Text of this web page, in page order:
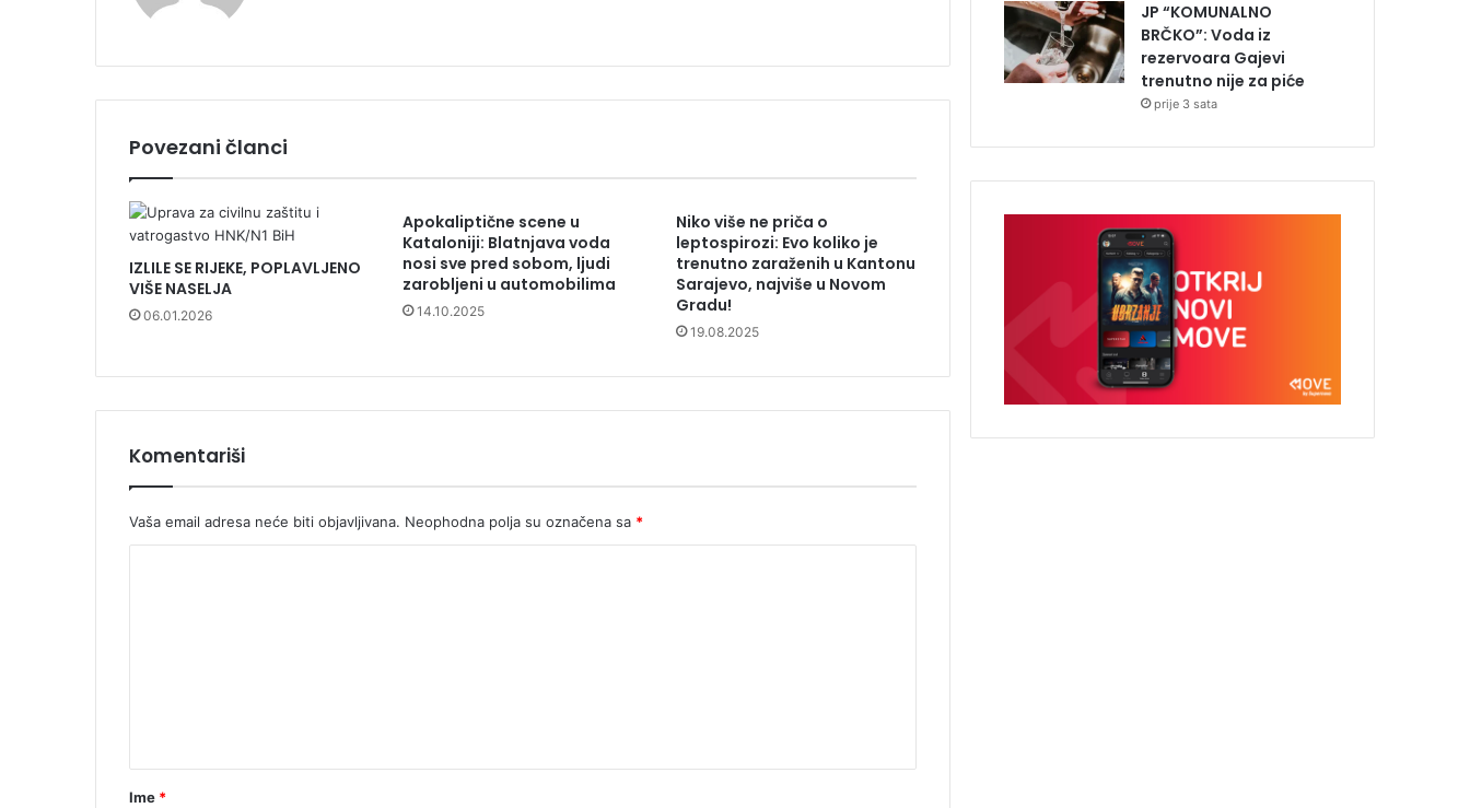
Povezani članci
IZLILE SE RIJEKE, POPLAVLJENO
VIŠE NASELJA
06.01.2026
Apokaliptične scene u
Kataloniji: Blatnjava voda
nosi sve pred sobom, ljudi
zarobljeni u automobilima
14.10.2025
Niko više ne priča o
leptospirozi: Evo koliko je
trenutno zaraženih u Kantonu
Sarajevo, najviše u Novom
Gradu!
19.08.2025
Komentariši
Vaša email adresa neće biti objavljivana. Neophodna polja su označena sa *
r
Ime *
JP “KOMUNALNO
BRČKO”: Voda iz
rezervoara Gajevi
trenutno nije za piće
prije 3 sata